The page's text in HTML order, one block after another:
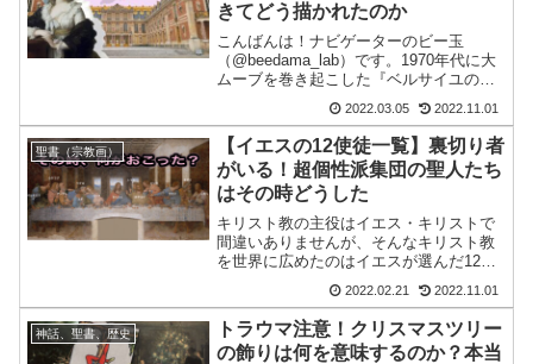
きてどう描かれたのか
こんばんは！ナビゲーターのビー玉
（@beedama_lab）です。1970年代に大
ムーブを巻き起こした『ベルサイユのば
した作品で、可愛い絵柄に判じてかなり
骨太な歴史もの。私が歴史好きになった
原点は間違いな...
2022.03.05 2022.11.01
聖書（宗教画）
【イエスの12使徒一覧】裏切り者
がいる！超個性派集団の聖人たち
はその時どうした
キリスト教の主役はイエス・キリストで
間違いありませんが、そんなキリスト教
を世界に広めたのはイエスが選んだ12人
画を見ながら解説 2022.02.21 2022.11.01
神話、聖書、歴史
トラウマ注意！クリスマスツリー
の飾りは何を意味するのか？本当